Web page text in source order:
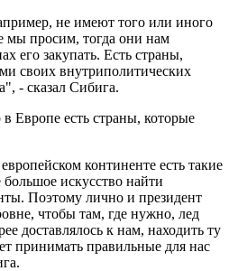
не имеют того или иного
мы просим, тогда они нам
его закупать. Есть страны,
своих внутриполитических
- сказал Сибига.
Европе есть страны, которые
континенте есть такие
искусство найти
Поэтому лично и президент
чтобы там, где нужно, лед
доставлялось к нам, находить ту
принимать правильные для нас